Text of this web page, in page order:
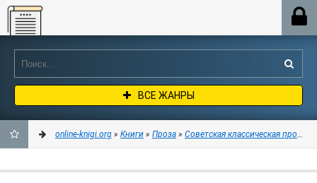
Online-knigi.org
ВСЕ ЖАНРЫ
online-knigi.org » Книги » Проза » Советская классическая проза